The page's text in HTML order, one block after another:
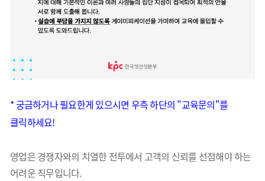
* 궁금하거나 필요한게 있으시면 우측 하단의 "교육문의"를
클릭하세요!
영업은 경쟁자와의 치열한 전투에서 고객의 신뢰를 선점해야 하는
어려운 직무입니다.